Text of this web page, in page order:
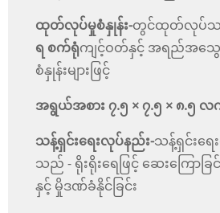
ထုတ်လုပ်မှုစံနှုန်း-တွင်ထုတ်လုပ်
ရ စက်ရုံကျင့်ဝတ်နှင့် အရည်အသွေ
စံနှုန်းများဖြင့်
အရွယ်အစား ၇.၅ × ၇.၅ × ၈.၅
သန့်ရှင်းရေးလုပ်နည်း-သန့်ရှင်းရ
သည် - ရိုးရိုးရေဖြင့် ဆေးကြောခြင်
နှင့် မှိုဒဏ်ခံနိုင်ခြင်း